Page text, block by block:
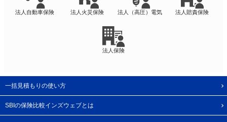
法人自動車保険 法人火災保険 法人（高圧）電気 法人賠責保険
法人保険
一括見積もりの使い方
SBIの保険比較インズウェブとは